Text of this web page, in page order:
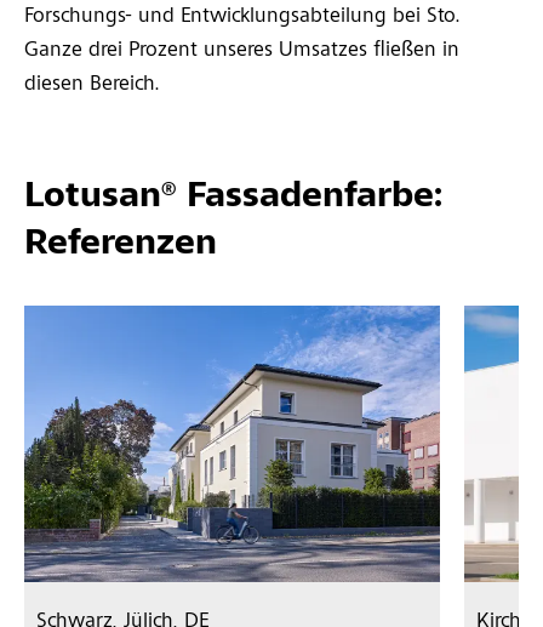
Forschungs- und Entwicklungsabteilung bei Sto.
Ganze drei Prozent unseres Umsatzes fließen in
diesen Bereich.
Lotusan® Fassadenfarbe:
Referenzen